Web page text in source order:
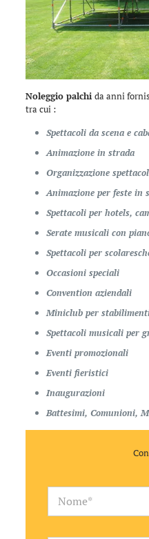
Noleggio palchi da anni
tra cui :
Spettacoli da scena e
Animazione in strada
Organizzazione
Animazione per feste in
Spettacoli per hotels,
Serate musicali con
Spettacoli per
Occasioni speciali
Convention aziendali
Miniclub per
Spettacoli musicali per
Eventi promozionali
Eventi fieristici
Inaugurazioni
Battesimi, Comunioni,
N
m